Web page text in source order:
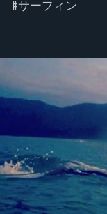
サーフィン